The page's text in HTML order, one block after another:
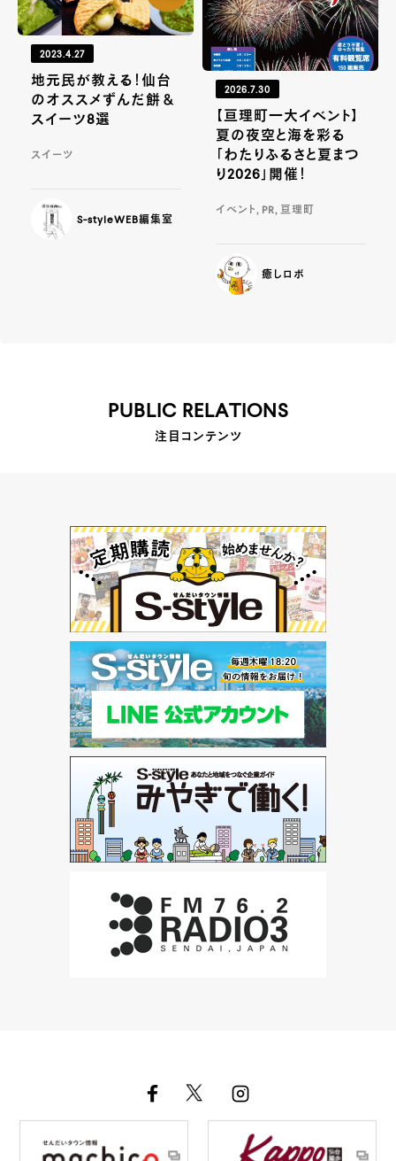
2023.4.27
地元民が教える！仙台
のオススメずんだ餅＆
スイーツ8選
スイーツ
S-styleWEB編集室
2026.7.30
【亘理町一大イベント】
夏の夜空と海を彩る
「わたりふるさと夏まつ
り2026」開催！
イベント, PR, 亘理町
癒しロボ
PUBLIC RELATIONS
注目コンテンツ